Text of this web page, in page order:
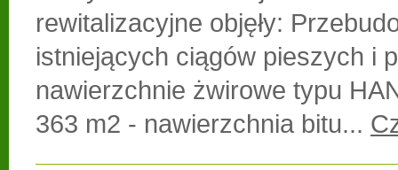
rewitalizacyjne objęły:
istniejących ciągów pieszych i
nawierzchnie żwirowe typu
363 m2 - nawierzchnia bitu...